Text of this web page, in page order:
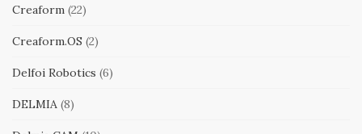
Creaform (22)
Creaform.OS (2)
Delfoi Robotics (6)
DELMIA (8)